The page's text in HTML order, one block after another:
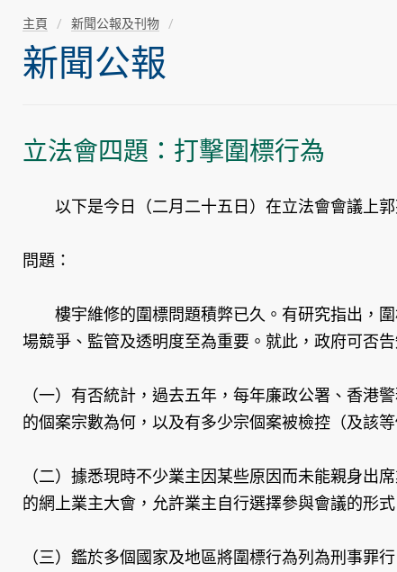
主頁 新聞公報及刊物
新聞公報
立法會四題：打擊圍標行為
以下是今日（二月二十五日）在立法會會議上郭
問題：
樓宇維修的圍標問題積弊已久。有研究指出，圍
場競爭、監管及透明度至為重要。就此，政府可否告
（一）有否統計，過去五年，每年廉政公署、香
的個案宗數為何，以及有多少宗個案被檢控（及該
（二）據悉現時不少業主因某些原因而未能親身出
的網上業主大會，允許業主自行選擇參與會議的形
（三）鑑於多個國家及地區將圍標行為列為刑事罪